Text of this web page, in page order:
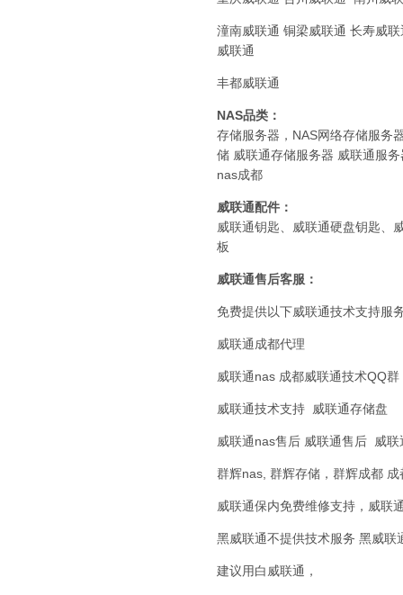
潼南威联通 铜梁威联通 长寿
威联通
丰都威联通
NAS品类：
存储服务器，NAS网络存储服务
储 威联通存储服务器 威联通服
nas成都
威联通配件：
威联通钥匙、威联通硬盘钥匙、
板
威联通售后客服：
免费提供以下威联通技术支持服
威联通成都代理
威联通nas 成都威联通技术QQ
威联通技术支持 威联通存储盘
威联通nas售后 威联通售后 威
群辉nas, 群辉存储，群辉成都
威联通保内免费维修支持，威联
黑威联通不提供技术服务 黑威
建议用白威联通，